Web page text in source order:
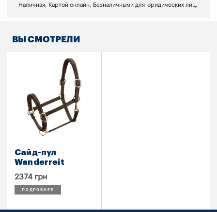
Наличная, Картой онлайн, Безналичными для юридических лиц.
ВЫ СМОТРЕЛИ
Сайд-пул
Wanderreit
2374 грн
ПОДРОБНЕЕ